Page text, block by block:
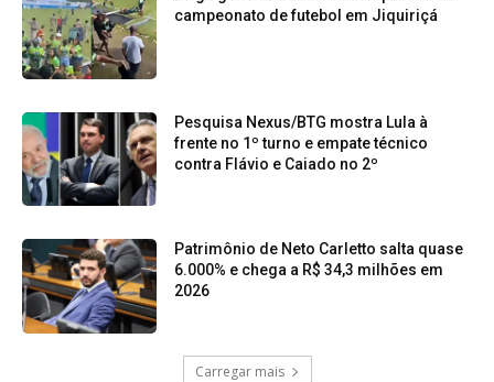
campeonato de futebol em Jiquiriçá
Pesquisa Nexus/BTG mostra Lula à
frente no 1º turno e empate técnico
contra Flávio e Caiado no 2º
Patrimônio de Neto Carletto salta quase
6.000% e chega a R$ 34,3 milhões em
2026
Carregar mais